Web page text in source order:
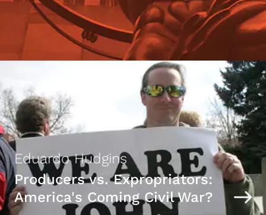
Eduardo Hudgins
Producers vs. Expropriators:
America's Coming Civil War?